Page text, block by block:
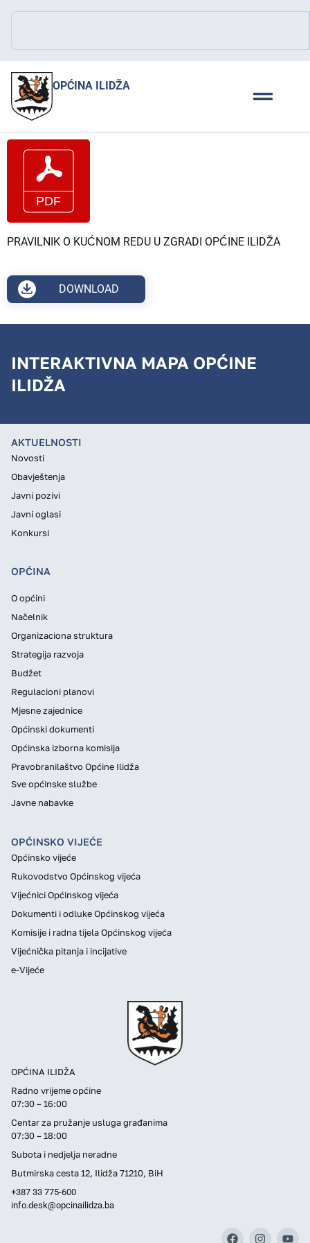
OPĆINA ILIDŽA
PRAVILNIK O KUĆNOM REDU U ZGRADI OPĆINE ILIDŽA
DOWNLOAD
INTERAKTIVNA MAPA OPĆINE
ILIDŽA
OPĆINA ILIDŽA
Radno vrijeme općine
07:30 – 16:00
Centar za pružanje usluga građanima
07:30 – 18:00
Subota i nedjelja neradne
Butmirska cesta 12, Ilidža 71210, BiH
+387 33 775-600
info.desk@opcinailidza.ba
AKTUELNOSTI
Novosti
Obavještenja
Javni pozivi
Javni oglasi
Konkursi
OPĆINA
O općini
Načelnik
Organizaciona struktura
Strategija razvoja
Budžet
Regulacioni planovi
Mjesne zajednice
Općinski dokumenti
Općinska izborna komisija
Pravobranilaštvo Općine Ilidža
Sve općinske službe
Javne nabavke
OPĆINSKO VIJEĆE
Općinsko vijeće
Rukovodstvo Općinskog vijeća
Vijećnici Općinskog vijeća
Dokumenti i odluke Općinskog vijeća
Komisije i radna tijela Općinskog vijeća
Vijećnička pitanja i incijative
e-Vijeće